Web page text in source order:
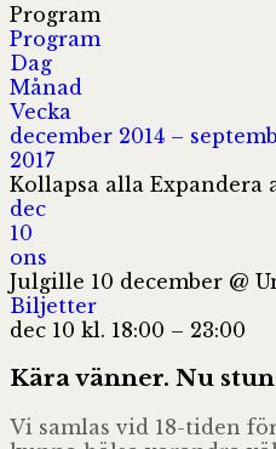
Program
Program
Dag
Månad
Vecka
december 2014 –
2017
Kollapsa alla Expandera
dec
10
ons
Julgille 10 december @
Biljetter
dec 10 kl. 18:00 – 23:00
Kära vän­ner. Nu
Vi sam­las vid 18-tiden